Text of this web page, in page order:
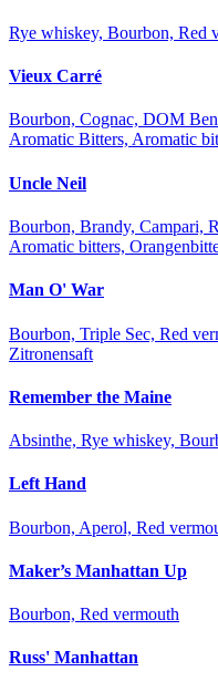
Rye whiskey, Bourbon, Red
Vieux Carré
Bourbon, Cognac, DOM
Aromatic Bitters, Aromatic
Uncle Neil
Bourbon, Brandy, Campari,
Aromatic bitters,
Man O' War
Bourbon, Triple Sec, Red
Zitronensaft
Remember the Maine
Absinthe, Rye whiskey,
Left Hand
Bourbon, Aperol, Red
Maker’s Manhattan Up
Bourbon, Red vermouth
Russ' Manhattan